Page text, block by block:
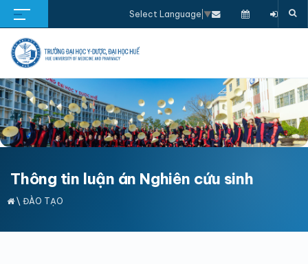
Select Language ▼
Thông tin luận án Nghiên cứu sinh
\ ĐÀO TẠO